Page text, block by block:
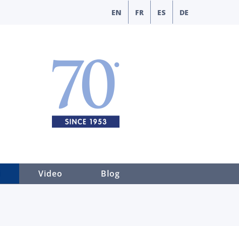
EN FR ES DE
Video Blog